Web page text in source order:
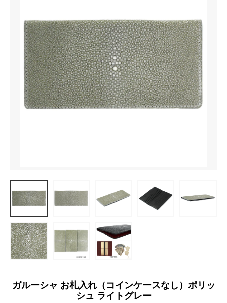
ガルーシャ お札入れ（コインケースなし）ポリッ
シュ ライトグレー